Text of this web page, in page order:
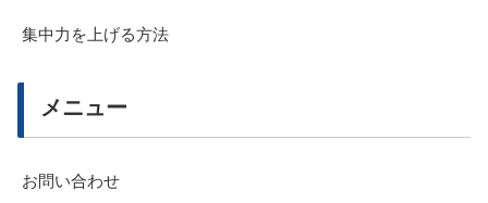
集中力を上げる方法
メニュー
お問い合わせ